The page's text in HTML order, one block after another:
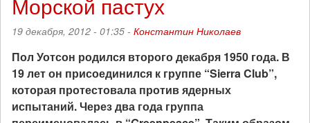
19 декабря, 2012 - 01:35 - Константин Николаев
Пол Уотсон родился второго декабря 1950 года. В
19 лет он присоединился к группе “Sierra Club”,
которая протестовала против ядерных
испытаний. Через два года группа